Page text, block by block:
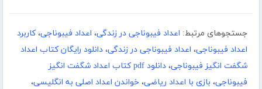
جستجوهای مرتبط: اعداد فیبوناجی در زندگی، اعداد فیبوناجی،کاربرد
اعداد فیبوناجی، اعداد فیبوناجی در زندگی، دانلود رایگان کتاب اعداد
شگفت انگیز فیبوناجی،
دانلود pdf کتاب اعداد شگفت انگیز
فیبوناجی، بازی با اعداد ریاضی، خواندن اعداد اصلی به انگلیسی،